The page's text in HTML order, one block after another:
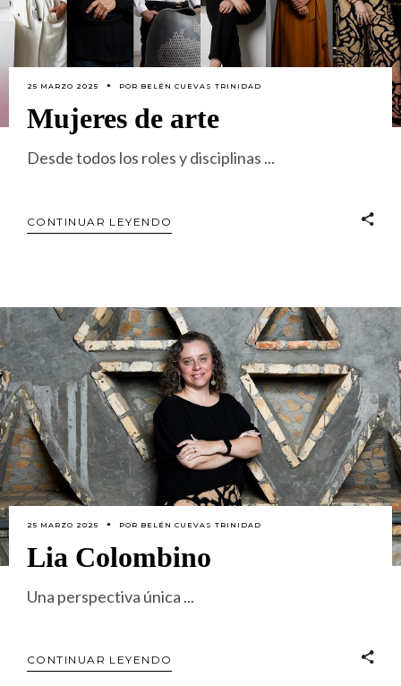
25 MARZO 2025 POR BELÉN CUEVAS TRINIDAD
Mujeres de arte
Desde todos los roles y disciplinas
CONTINUAR LEYENDO
25 MARZO 2025 POR BELÉN CUEVAS TRINIDAD
Lia Colombino
Una perspectiva única
CONTINUAR LEYENDO